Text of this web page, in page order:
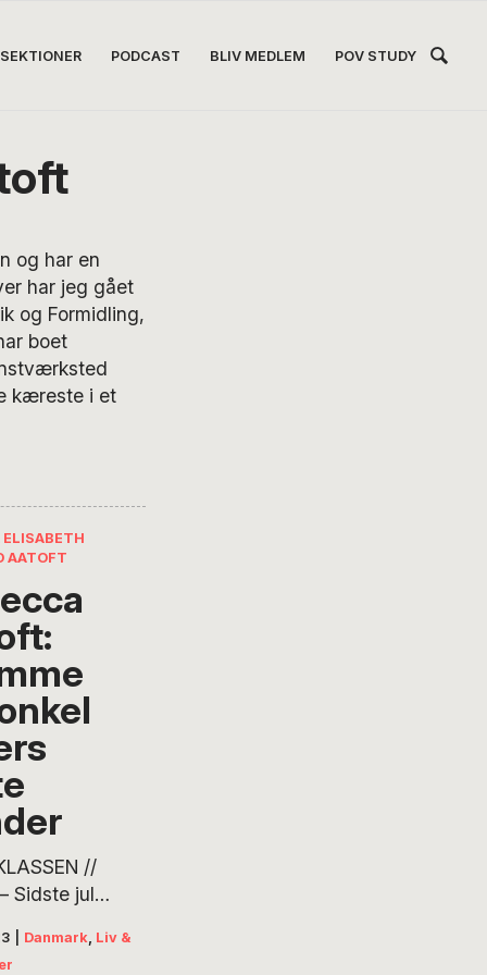
SEKTIONER PODCAST BLIV MEDLEM POV STUDY
og har en
har jeg gået
og Formidling,
boet
kæreste i et
ELISABETH
AATOFT
//
Sidste jul
Peter
Danmark, Liv &